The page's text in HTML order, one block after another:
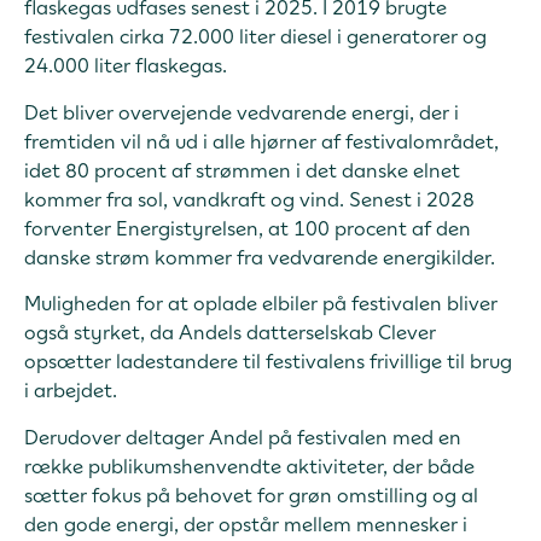
flaskegas udfases senest i 2025. I 2019 brugte
festivalen cirka 72.000 liter diesel i generatorer og
24.000 liter flaskegas.
Det bliver overvejende vedvarende energi, der i
fremtiden vil nå ud i alle hjørner af festivalområdet,
idet 80 procent af strømmen i det danske elnet
kommer fra sol, vandkraft og vind. Senest i 2028
forventer Energistyrelsen, at 100 procent af den
danske strøm kommer fra vedvarende energikilder.
Muligheden for at oplade elbiler på festivalen bliver
også styrket, da Andels datterselskab Clever
opsætter ladestandere til festivalens frivillige til brug
i arbejdet.
Derudover deltager Andel på festivalen med en
række publikumshenvendte aktiviteter, der både
sætter fokus på behovet for grøn omstilling og al
den gode energi, der opstår mellem mennesker i